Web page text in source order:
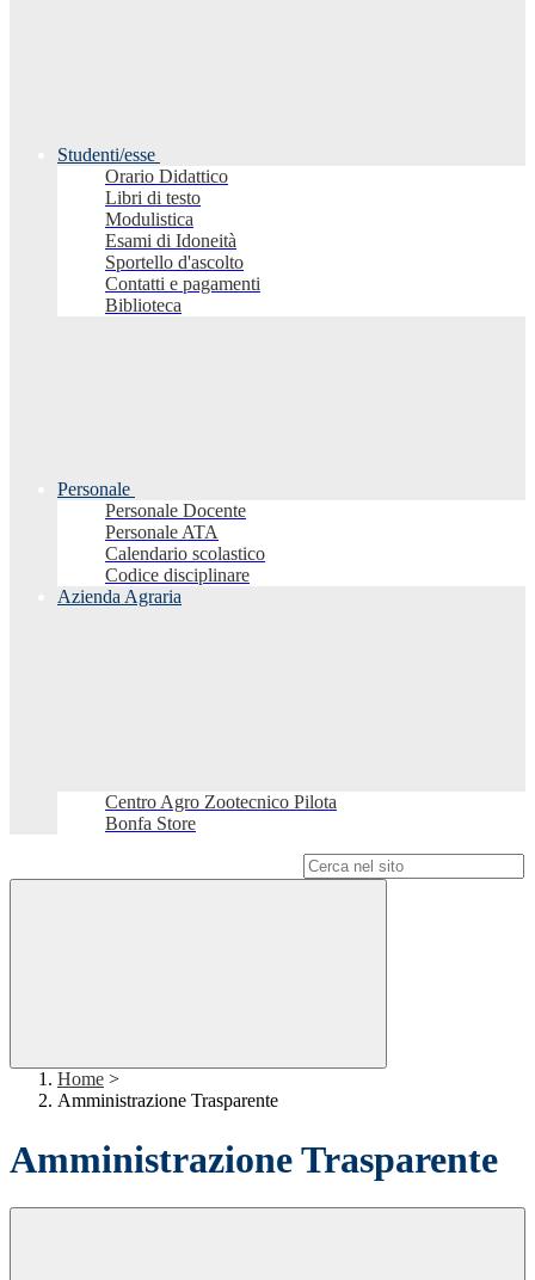
Studenti/esse
Orario Didattico
Libri di testo
Modulistica
Esami di Idoneità
Sportello d'ascolto
Contatti e pagamenti
Biblioteca
Personale
Personale Docente
Personale ATA
Calendario scolastico
Codice disciplinare
Azienda Agraria
Centro Agro Zootecnico Pilota
Bonfa Store
Home >
Amministrazione Trasparente
Amministrazione Trasparente